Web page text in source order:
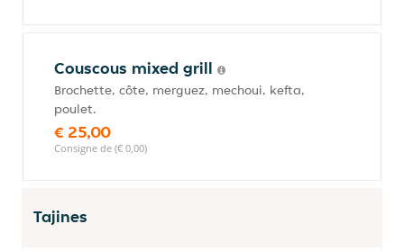
Couscous mixed grill
Brochette, côte, merguez, mechoui, kefta,
poulet.
€ 25,00
Consigne de (€ 0,00)
Tajines